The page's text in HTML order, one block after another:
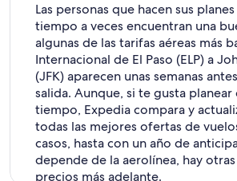
Las personas que hacen sus
tiempo a veces encuentran una
algunas de las tarifas aéreas más
Internacional de El Paso (ELP) a
(JFK) aparecen unas semanas
salida. Aunque, si te gusta planear
tiempo, Expedia compara y
todas las mejores ofertas de
casos, hasta con un año de
depende de la aerolínea, hay
precios más adelante.